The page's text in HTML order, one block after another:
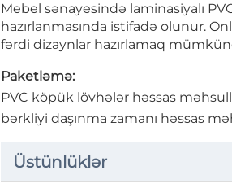
Mebel sənayesində laminasiyalı
hazırlanmasında istifadə olunur.
fərdi dizaynlar hazırlamaq
Paketləmə:
PVC köpük lövhələr həssas
bərkliyi daşınma zamanı həssas
Üstünlüklər